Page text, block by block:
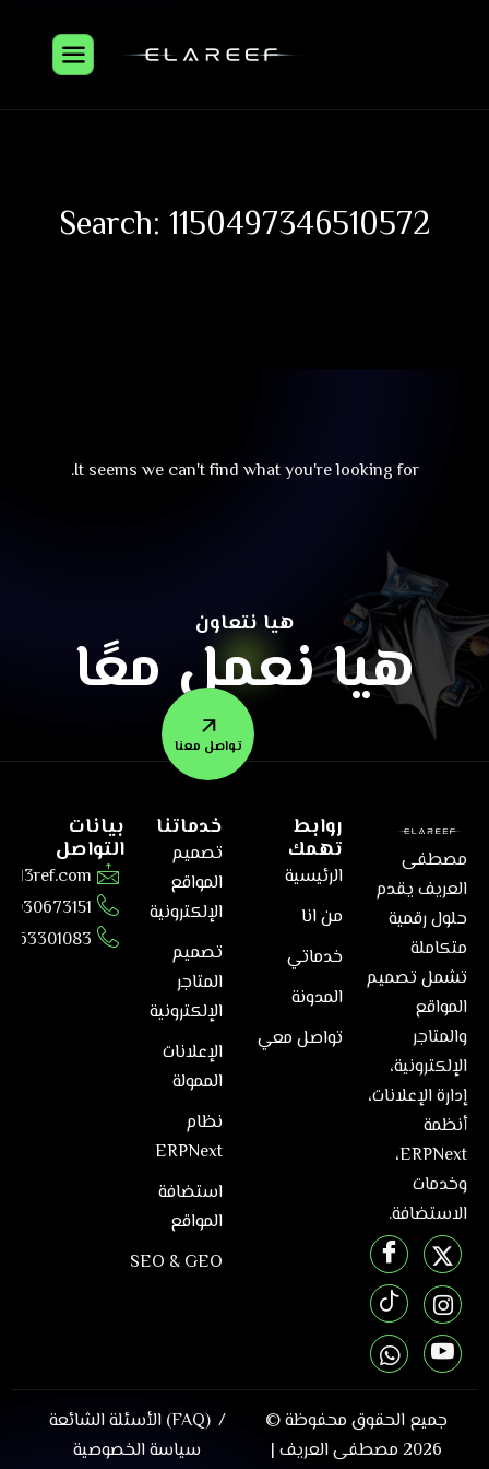
Search: 1150497346510572
It seems we can't find what you're looking for.
هيا نتعاون
هيا نعمل معًا
تواصل معنا
مصطفى
العريف يقدم
حلول رقمية
متكاملة
تشمل تصميم
المواقع
والمتاجر
الإلكترونية،
إدارة الإعلانات،
أنظمة
ERPNext،
وخدمات
الاستضافة.
روابط
تهمك
الرئيسية
من انا
خدماتي
المدونة
تواصل معي
خدماتنا
تصميم
المواقع
الإلكترونية
تصميم
المتاجر
الإلكترونية
الإعلانات
الممولة
نظام
ERPNext
استضافة
المواقع
SEO & GEO
بيانات
التواصل
جميع الحقوق محفوظة ©
2026 مصطفى العريف |
الأسئلة الشائعة (FAQ)
سياسة الخصوصية